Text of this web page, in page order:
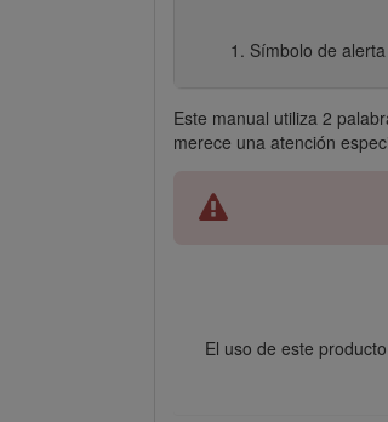
Símbolo de alerta
Este manual utiliza 2
merece una atención
El uso de este